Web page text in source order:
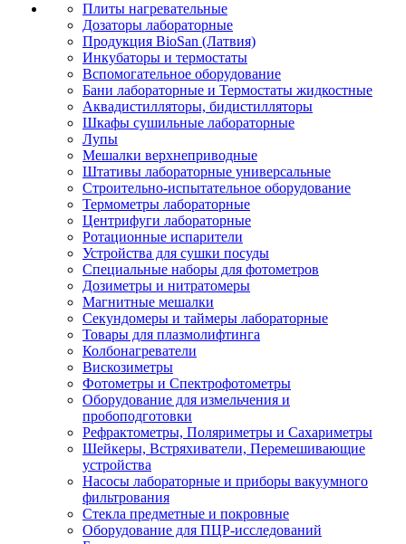
Плиты нагревательные
Дозаторы лабораторные
Продукция BioSan (Латвия)
Инкубаторы и термостаты
Вспомогательное оборудование
Бани лабораторные и Термостаты жидкостные
Аквадистилляторы, бидистилляторы
Шкафы сушильные лабораторные
Лупы
Мешалки верхнеприводные
Штативы лабораторные универсальные
Строительно-испытательное оборудование
Термометры лабораторные
Центрифуги лабораторные
Ротационные испарители
Устройства для сушки посуды
Специальные наборы для фотометров
Дозиметры и нитратомеры
Магнитные мешалки
Секундомеры и таймеры лабораторные
Товары для плазмолифтинга
Колбонагреватели
Вискозиметры
Фотометры и Спектрофотометры
Оборудование для измельчения и
пробоподготовки
Рефрактометры, Поляриметры и Сахариметры
Шейкеры, Встряхиватели, Перемешивающие
устройства
Насосы лабораторные и приборы вакуумного
фильтрования
Стекла предметные и покровные
Оборудование для ПЦР-исследований